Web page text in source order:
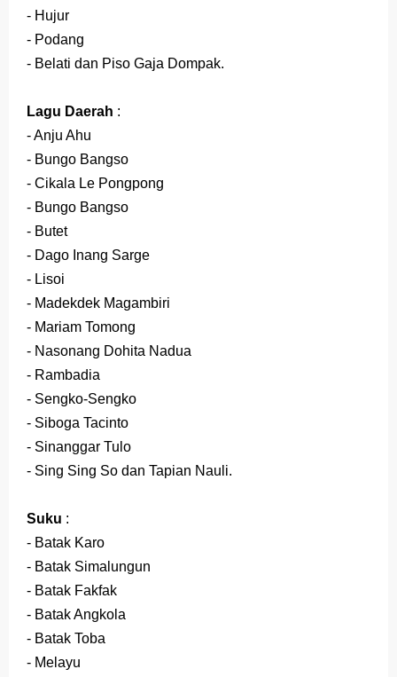
- Hujur
- Podang
- Belati dan Piso Gaja Dompak.
Lagu Daerah :
- Anju Ahu
- Bungo Bangso
- Cikala Le Pongpong
- Bungo Bangso
- Butet
- Dago Inang Sarge
- Lisoi
- Madekdek Magambiri
- Mariam Tomong
- Nasonang Dohita Nadua
- Rambadia
- Sengko-Sengko
- Siboga Tacinto
- Sinanggar Tulo
- Sing Sing So dan Tapian Nauli.
Suku :
- Batak Karo
- Batak Simalungun
- Batak Fakfak
- Batak Angkola
- Batak Toba
- Melayu